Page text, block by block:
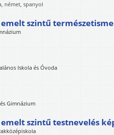
német, spanyol
szintű
Iskola és Óvoda
Gimnázium
szintű testnevelés